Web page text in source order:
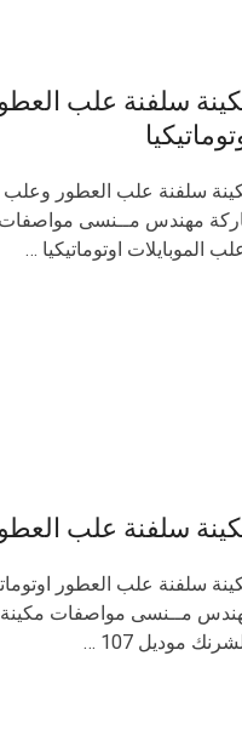
سلفنة علب
مهندس مــنسى مواصفات
الموبايلات اوتوماتيكيا …
سلفنة علب
مــنسى مواصفات مكينة
موديل 107 …